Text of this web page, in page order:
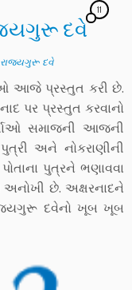
દવે
11
રાજ્યગુરૂ દવે
આજે પ્રસ્તુત કરી છે.
પર પ્રસ્તુત કરવાનો
સમાજની આજની
અને નોકરાણીની
પુત્રને ભણાવવા
અનોખી છે. અક્ષરનાદને
દવેનો ખૂબ ખૂબ